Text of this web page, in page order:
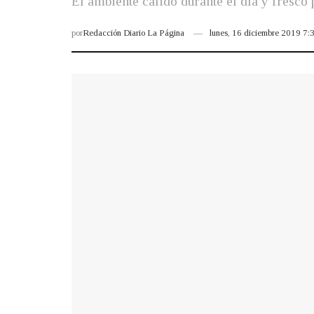
porRedacción Diario La Página lunes, 16 diciembre 2019